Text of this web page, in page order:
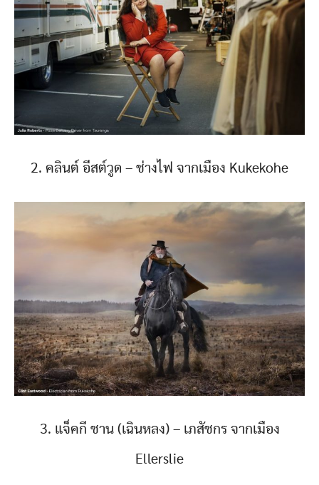
2. คลินต์ อีสต์วูด – ช่างไฟ จากเมือง Kukekohe
3. แจ็คกี ชาน (เฉินหลง) – เภสัชกร จากเมือง
Ellerslie